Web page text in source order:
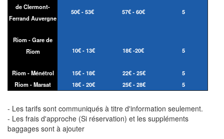
de Clermont-
Ferrand Auvergne
50€ - 53€ 57€ - 60€ 5
Riom - Gare de
Riom
10€ - 13€ 18€ -20€ 5
Riom - Ménétrol 15€ - 18€ 22€ - 25€
5
Riom - Marsat
18€ - 20€ 25€ - 28€ 5
- Les tarifs sont communiqués à titre d'information seulement.
- Les frais d'approche (Si réservation) et les suppléments
baggages sont à ajouter